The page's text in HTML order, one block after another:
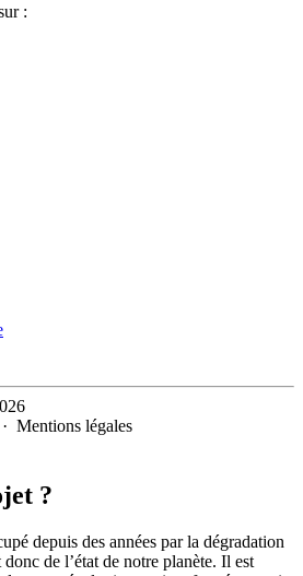
:
· Mentions légales
?
depuis des années par la dégradation
de l’état de notre planète. Il est